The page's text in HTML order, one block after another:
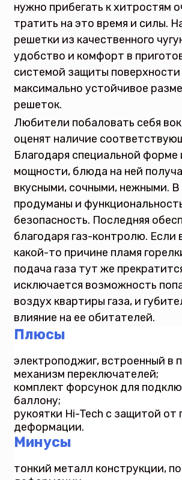
нужно прибегать к хитростям
тратить на это время и силы.
решетки из качественного
удобство и комфорт в
системой защиты поверхности
максимально устойчивое
решеток.
Любители побаловать себя
оценят наличие
Благодаря специальной форме
мощности, блюда на ней
вкусными, сочными, нежными.
продуманы и
безопасность. Последняя
благодаря газ-контролю. Если
какой-то причине пламя
подача газа тут же
исключается возможность
воздух квартиры газа, и
влияние на ее обитателей.
Плюсы
электроподжиг, встроенный в
механизм переключателей;
комплект форсунок для
баллону;
рукоятки Hi-Tech с защитой от
деформации.
Минусы
тонкий металл конструкции,